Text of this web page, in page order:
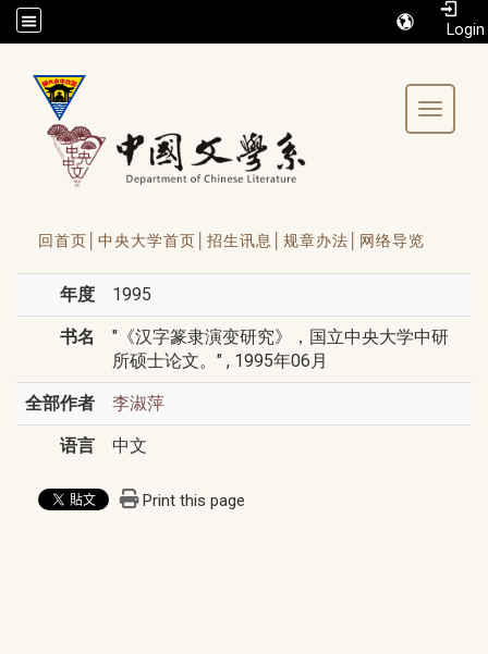
/accesskey"" title="Toolbar">:::
Toggle
回首页│ 中央大学首页│ 招生讯息│ 规章办法│ 网络导览
年度 1995
书名
"《汉字篆隶演变研究》，国立中央大学中研
所硕士论文。" , 1995年06月
全部作者 李淑萍
语言 中文
Print this page